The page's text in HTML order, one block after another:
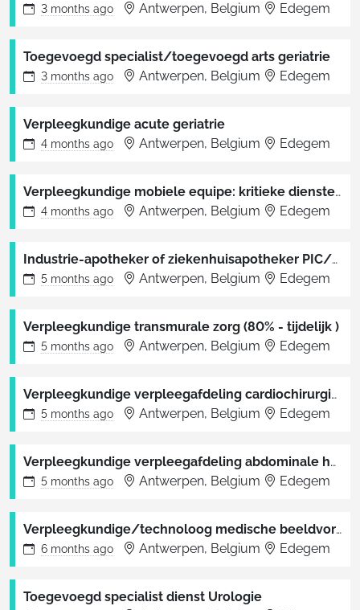
3 months ago Antwerpen, Belgium Edegem
Toegevoegd specialist/toegevoegd arts geriatrie
3 months ago Antwerpen, Belgium Edegem
Verpleegkundige acute geriatrie
4 months ago Antwerpen, Belgium Edegem
Verpleegkundige mobiele equipe: kritieke diensten (90%)
4 months ago Antwerpen, Belgium Edegem
Industrie-apotheker of ziekenhuisapotheker PIC/S normering
5 months ago Antwerpen, Belgium Edegem
Verpleegkundige transmurale zorg (80% - tijdelijk )
5 months ago Antwerpen, Belgium Edegem
Verpleegkundige verpleegafdeling cardiochirurgie & thorax- en vaatheelkunde / oogheelkunde
5 months ago Antwerpen, Belgium Edegem
Verpleegkundige verpleegafdeling abdominale heelkunde/urologie
5 months ago Antwerpen, Belgium Edegem
Verpleegkundige/technoloog medische beeldvorming radiologie: CT-scan
6 months ago Antwerpen, Belgium Edegem
Toegevoegd specialist dienst Urologie